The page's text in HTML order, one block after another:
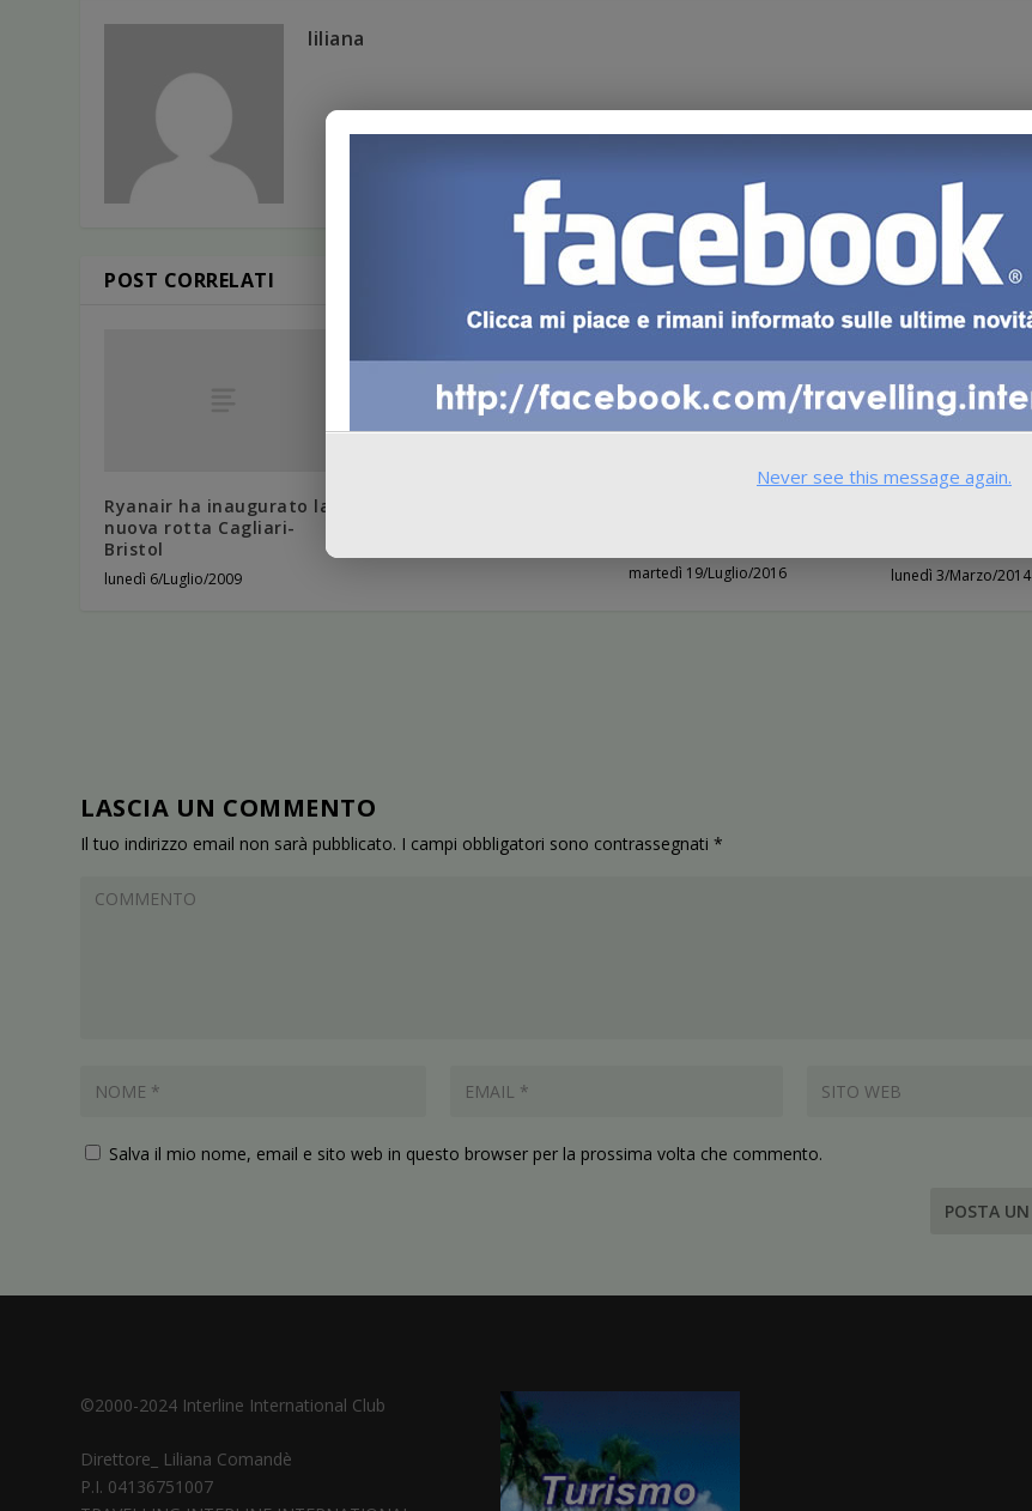
liliana
POST CORRELATI
Ryanair ha inaugurato la
nuova rotta Cagliari-
Bristol
lunedì 6/Luglio/2009 martedì 19/Luglio/2016 lunedì 3/Marzo/2014
LASCIA UN COMMENTO
Il tuo indirizzo email non sarà pubblicato. I campi obbligatori sono contrassegnati*
Salva il mio nome, email e sito web in questo browser per la prossima volta che commento.
©2000-2024 Interline International Club
Direttore_ Liliana Comandè
P.I. 04136751007
Never see this message again.